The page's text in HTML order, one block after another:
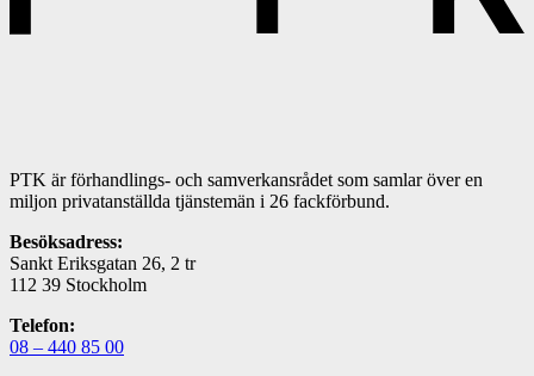
PTK är förhandlings- och samverkansrådet som samlar över en
miljon privatanställda tjänstemän i 26 fackförbund.
Besöksadress:
Sankt Eriksgatan 26, 2 tr
112 39 Stockholm
Telefon:
08 – 440 85 00